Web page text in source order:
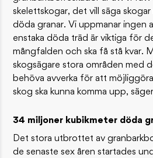
skelettskogar, det vill säga
döda granar. Vi uppmanar ingen
enstaka döda träd är viktiga för
mångfalden och ska få stå kvar.
skogsägare stora områden med
behöva avverka för att
skog ska kunna komma upp,
34 miljoner kubikmeter döda
Det stora utbrottet av
de senaste sex åren startades